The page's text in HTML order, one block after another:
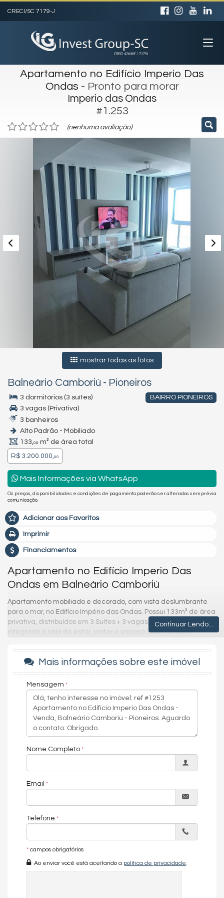
CRECI/SC 7179-J
Apartamento no Edifício Imperio Das
Ondas - Pronto para morar
Imperio das Ondas
#1.253
(nenhuma avaliação)
mostrar todas as fotos
Balneário Camboriú - Pioneiros
BAIRRO PIONEIROS
3 dormitórios (3 suítes)
3 vagas (Privativa)
3 banheiros
Alto Padrão - Mobiliado
133,00 m² de área total
R$ 3.200.000,00
Mais Informações via WhatsApp
Os preços, disponibilidades e condições de pagamento poderão ser alterados sem prévia
comunicação.
Adicionar aos Favoritos
Imprimir
Financiamentos
Apartamento no Edifício Imperio Das
Ondas em Balneário Camboriú
Apartamento mobiliado e decorado, com vista deslumbrante
para o mar, no Edifício Império das Ondas. Possui 133m² de área
privativa, distribuídos em 3 Suítes + 3 vagas, living espaçoso
integrado à sala de estar, jantar e espaço gourmet com
americana e área de serviço.
Localizado na Barra Norte, próximo à Roda Gigante e à Praia
Nossa CRECI
está sempre pronta para atendê-lo e ajudá-lo a encontrar as
opções de imóveis mais indicadas para você. Estamos
comprometidos em fornecer as melhores oportunidades de
Balneário Camboriú
e região, garantindo que
Agende uma visita hoje!
Valores sujeitos a alterações sem aviso prévio.
Churrasqueira
Piso Porcelanato
Móveis Planejados
Área de Serviço
Continuar Lendo...
Mais informações sobre este imóvel
Mensagem
Nome Completo
Email
Telefone
* campos obrigatórios
Ao enviar você está aceitando a política de privacidade